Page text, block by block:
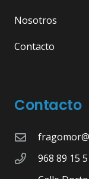
Nosotros
Contacto
Contacto
968 89 15